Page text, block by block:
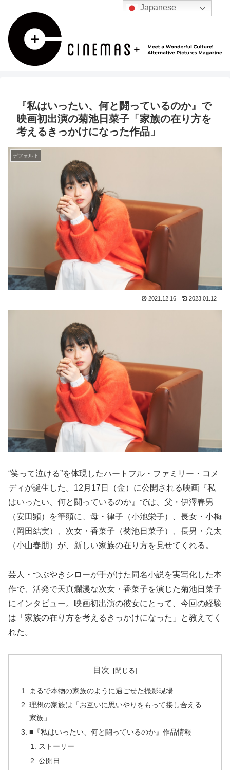
『私はいったい、何と闘っているのか』で
映画初出演の菊池日菜子「家族の在り方を
考えるきっかけになった作品」
デフォルト
2021.12.16 2023.01.12
“笑って泣ける”を体現したハートフル・ファミリー・コメ
ディが誕生した。12月17日（金）に公開される映画『私
はいったい、何と闘っているのか』では、父・伊澤春男
（安田顕）を筆頭に、母・律子（小池栄子）、長女・小梅
（岡田結実）、次女・香菜子（菊池日菜子）、長男・亮太
（小山春朋）が、新しい家族の在り方を見せてくれる。
芸人・つぶやきシローが手がけた同名小説を実写化した本
作で、活発で天真爛漫な次女・香菜子を演じた菊池日菜子
にインタビュー。映画初出演の彼女にとって、今回の経験
は「家族の在り方を考えるきっかけになった」と教えてく
れた。
目次
まるで本物の家族のように過ごせた撮影現場
理想の家族は「お互いに思いやりをもって接し合える
家族」
■『私はいったい、何と闘っているのか』作品情報
ストーリー
公開日
Japanese